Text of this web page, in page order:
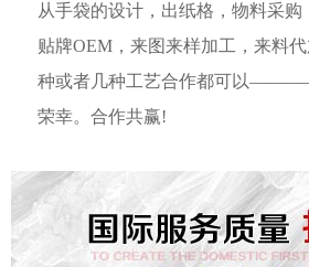
从手袋的设计，出纸格，物料采
贴牌OEM，来图来样加工，来料
种或者几种工艺合作都可以
荣幸。合作共赢!